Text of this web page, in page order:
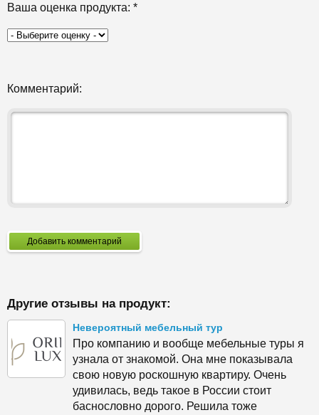
Ваша оценка продукта: *
Комментарий:
Добавить комментарий
Другие отзывы на продукт:
Невероятный мебельный тур
Про компанию и вообще мебельные туры я
узнала от знакомой. Она мне показывала
свою новую роскошную квартиру. Очень
удивилась, ведь такое в России стоит
баснословно дорого. Решила тоже